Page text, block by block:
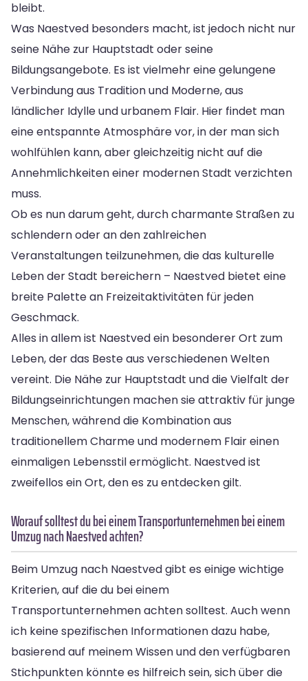
bleibt.
Was Naestved besonders macht, ist jedoch nicht nur
seine Nähe zur Hauptstadt oder seine
Bildungsangebote. Es ist vielmehr eine gelungene
Verbindung aus Tradition und Moderne, aus
ländlicher Idylle und urbanem Flair. Hier findet man
eine entspannte Atmosphäre vor, in der man sich
wohlfühlen kann, aber gleichzeitig nicht auf die
Annehmlichkeiten einer modernen Stadt verzichten
muss.
Ob es nun darum geht, durch charmante Straßen zu
schlendern oder an den zahlreichen
Veranstaltungen teilzunehmen, die das kulturelle
Leben der Stadt bereichern – Naestved bietet eine
breite Palette an Freizeitaktivitäten für jeden
Geschmack.
Alles in allem ist Naestved ein besonderer Ort zum
Leben, der das Beste aus verschiedenen Welten
vereint. Die Nähe zur Hauptstadt und die Vielfalt der
Bildungseinrichtungen machen sie attraktiv für junge
Menschen, während die Kombination aus
traditionellem Charme und modernem Flair einen
einmaligen Lebensstil ermöglicht. Naestved ist
zweifellos ein Ort, den es zu entdecken gilt.
Worauf solltest du bei einem Transportunternehmen bei einem
Umzug nach Naestved achten?
Beim Umzug nach Naestved gibt es einige wichtige
Kriterien, auf die du bei einem
Transportunternehmen achten solltest. Auch wenn
ich keine spezifischen Informationen dazu habe,
basierend auf meinem Wissen und den verfügbaren
Stichpunkten könnte es hilfreich sein, sich über die